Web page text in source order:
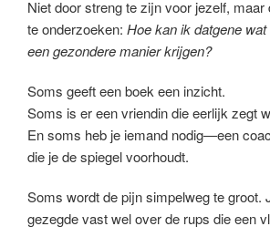
Niet door streng te zijn voor jezelf, maar
te onderzoeken: Hoe kan ik datgene
een gezondere manier krijgen?
Soms geeft een boek een inzicht.
Soms is er een vriendin die eerlijk zegt
En soms heb je iemand nodig—een
die je de spiegel voorhoudt.
Soms wordt de pijn simpelweg te groot.
gezegde vast wel over de rups die een